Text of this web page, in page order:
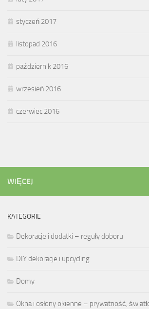
styczeń 2017
listopad 2016
październik 2016
wrzesień 2016
czerwiec 2016
WIĘCEJ
KATEGORIE
Dekoracje i dodatki – reguły doboru
DIY dekoracje i upcycling
Domy
Okna i osłony okienne – prywatność,